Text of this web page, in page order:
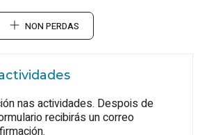
NON PERDAS
nas actividades. Despois de
recibirás un correo